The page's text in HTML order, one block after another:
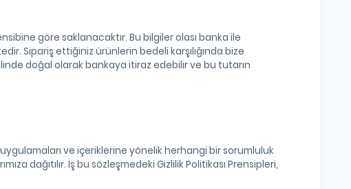
göre saklanacaktır. Bu bilgiler olası banka ile
Sipariş ettiğiniz ürünlerin bedeli karşılığında bize
doğal olarak bankaya itiraz edebilir ve bu tutarın
ve içeriklerine yönelik herhangi bir sorumluluk
dağıtılır. İş bu sözleşmedeki Gizlilik Politikası Prensipleri,